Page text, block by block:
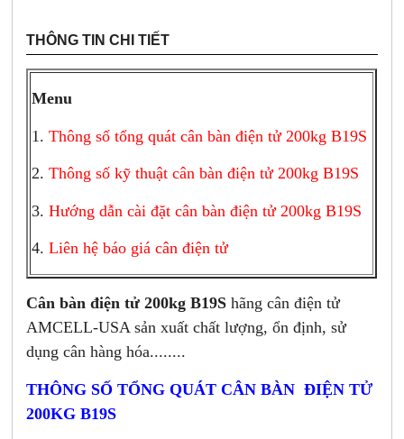
THÔNG TIN CHI TIẾT
Menu
1.Thông số tổng quát cân bàn điện tử 200kg B19S
2.Thông số kỹ thuật cân bàn điện tử 200kg B19S
3.Hướng dẫn cài đặt cân bàn điện tử 200kg B19S
4.Liên hệ báo giá cân điện tử
Cân bàn điện tử 200kg B19S hãng cân điện tử
AMCELL-USA sản xuất chất lượng, ổn định, sử
dụng cân hàng hóa........
THÔNG SỐ TỔNG QUÁT CÂN BÀN ĐIỆN TỬ
200KG B19S